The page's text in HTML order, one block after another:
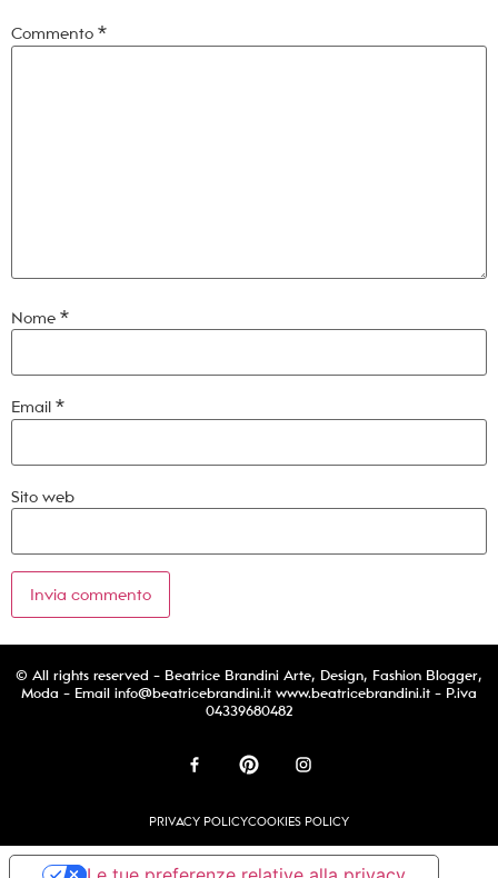
Commento *
Nome *
Email *
Sito web
© All rights reserved - Beatrice Brandini Arte, Design, Fashion Blogger,
Moda - Email info@beatricebrandini.it www.beatricebrandini.it - P.iva
04339680482
PRIVACY POLICYCOOKIES POLICY